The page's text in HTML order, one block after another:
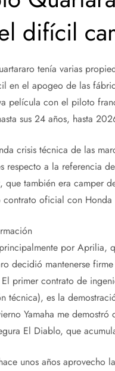
difícil
tenía varias
en el apogeo de las
película con el piloto
sus 24 años, hasta
crisis técnica de las
respecto a la referencia
que también era camper
oficial con Honda
por Aprilia,
decidió mantenerse
El primer contrato de
técnica), es la
Yamaha me
El Diablo, que
unos años aprovecho